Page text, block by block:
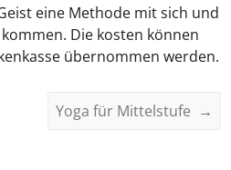
eine Methode mit sich und
Die kosten können
übernommen werden.
Yoga für Mittelstufe →